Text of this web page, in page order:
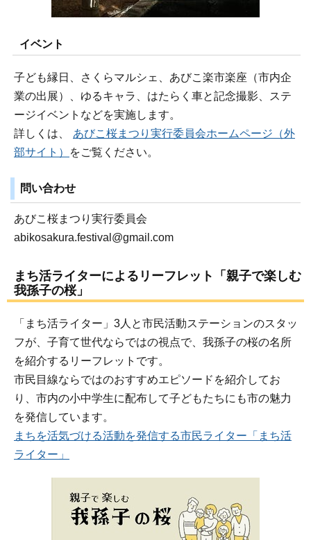
イベント
子ども縁日、さくらマルシェ、あびこ楽市楽座（市内企
業の出展）、ゆるキャラ、はたらく車と記念撮影、ステ
ージイベントなどを実施します。
詳しくは、
あびこ桜まつり実行委員会ホームページ（外
部サイト）
をご覧ください。
問い合わせ
あびこ桜まつり実行委員会
abikosakura.festival@gmail.com
まち活ライターによるリーフレット「親子で楽しむ
我孫子の桜」
「まち活ライター」3人と市民活動ステーションのスタッ
フが、子育て世代ならではの視点で、我孫子の桜の名所
を紹介するリーフレットです。
市民目線ならではのおすすめエピソードを紹介してお
り、市内の小中学生に配布して子どもたちにも市の魅力
を発信しています。
まちを活気づける活動を発信する市民ライター「まち活
ライター」